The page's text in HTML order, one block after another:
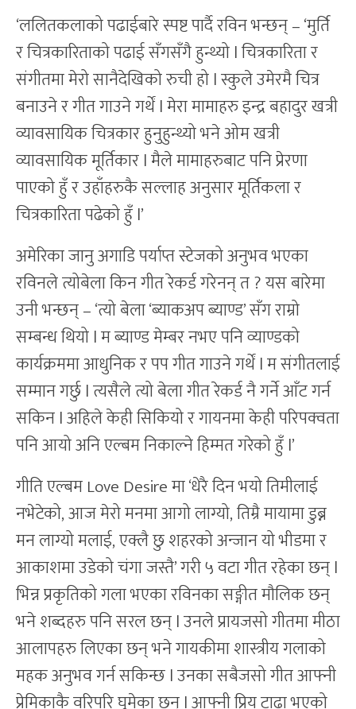
‘ललितकलाको पढाईबारे स्पष्ट पार्दै रविन भन्छन् – ‘मुर्ति
र चित्रकारिताको पढाई सँगसँगै हुन्थ्यो l चित्रकारिता र
संगीतमा मेरो सानैदेखिको रुची हो l स्कुले उमेरमै चित्र
बनाउने र गीत गाउने गर्थें l मेरा मामाहरु इन्द्र बहादुर खत्री
व्यावसायिक चित्रकार हुनुहुन्थ्यो भने ओम खत्री
व्यावसायिक मूर्तिकार l मैले मामाहरुबाट पनि प्रेरणा
पाएको हुँ र उहाँहरुकै सल्लाह अनुसार मूर्तिकला र
चित्रकारिता पढेको हुँ l’
अमेरिका जानु अगाडि पर्याप्त स्टेजको अनुभव भएका
रविनले त्योबेला किन गीत रेकर्ड गरेनन् त ? यस बारेमा
उनी भन्छन् – ‘त्यो बेला ‘ब्याकअप ब्याण्ड’ सँग राम्रो
सम्बन्ध थियो l म ब्याण्ड मेम्बर नभए पनि व्याण्डको
कार्यक्रममा आधुनिक र पप गीत गाउने गर्थें l म संगीतलाई
सम्मान गर्छु l त्यसैले त्यो बेला गीत रेकर्ड नै गर्ने आँट गर्न
सकिन l अहिले केही सिकियो र गायनमा केही परिपक्वता
पनि आयो अनि एल्बम निकाल्ने हिम्मत गरेको हुँ l’
गीति एल्बम Love Desire मा ‘धेरै दिन भयो तिमीलाई
नभेटेको, आज मेरो मनमा आगो लाग्यो, तिम्रै मायामा डुब्न
मन लाग्यो मलाई, एक्लै छु शहरको अन्जान यो भीडमा र
आकाशमा उडेको चंगा जस्तै’ गरी ५ वटा गीत रहेका छन् l
भिन्न प्रकृतिको गला भएका रविनका सङ्गीत मौलिक छन्
भने शब्दहरु पनि सरल छन् l उनले प्रायजसो गीतमा मीठा
आलापहरु लिएका छन् भने गायकीमा शास्त्रीय गलाको
महक अनुभव गर्न सकिन्छ l उनका सबैजसो गीत आफ्नी
प्रेमिकाकै वरिपरि घुमेका छन् l आफ्नी प्रिय टाढा भएको